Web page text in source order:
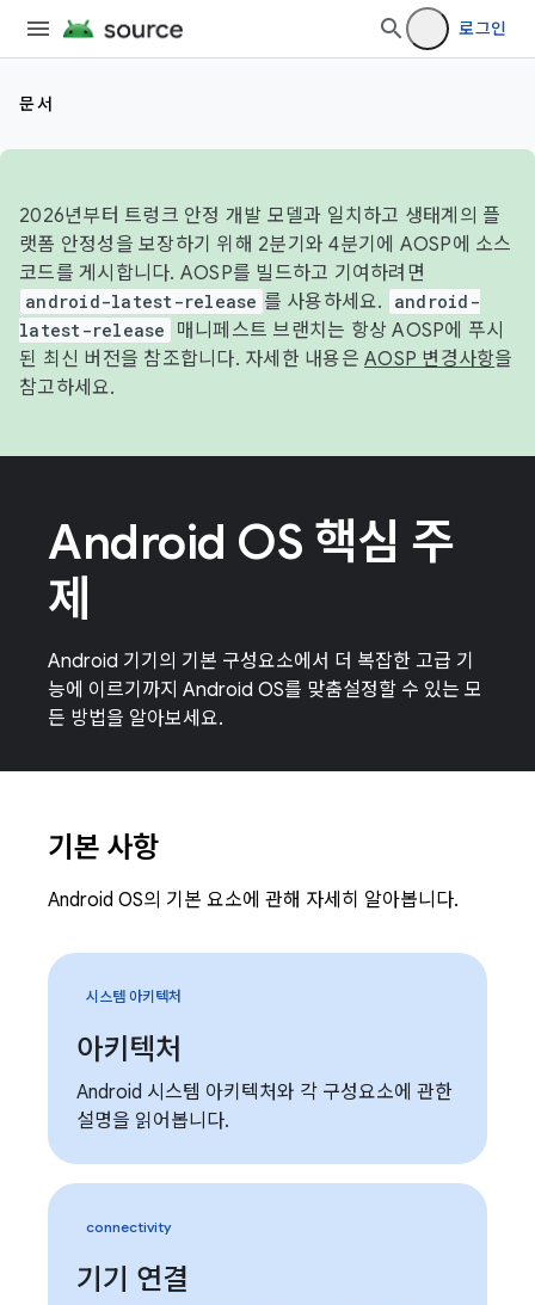
로그인
문서
2026년부터 트렁크 안정 개발 모델과 일치하고 생태계의 플
랫폼 안정성을 보장하기 위해 2분기와 4분기에 AOSP에 소스
코드를 게시합니다. AOSP를 빌드하고 기여하려면
android-latest-release 를 사용하세요.
android-
latest-release
매니페스트 브랜치는 항상 AOSP에 푸시
된 최신 버전을 참조합니다. 자세한 내용은 AOSP 변경사항을
참고하세요.
Android OS 핵심 주
제
Android 기기의 기본 구성요소에서 더 복잡한 고급 기
능에 이르기까지 Android OS를 맞춤설정할 수 있는 모
든 방법을 알아보세요.
기본 사항
Android OS의 기본 요소에 관해 자세히 알아봅니다.
시스템 아키텍처
아키텍처
Android 시스템 아키텍처와 각 구성요소에 관한
설명을 읽어봅니다.
connectivity
기기 연결